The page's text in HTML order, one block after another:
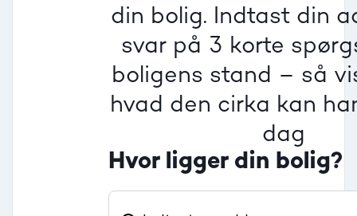
din bolig. Indtast din
svar på 3 korte
boligens stand – så
hvad den cirka kan
dag
Hvor ligger din bolig?
Dårlig
Dårlig
Dårlig
Villa
Beregner pris